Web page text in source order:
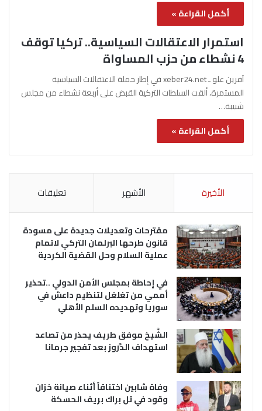
أكمل القراءة »
استمرار الاعتقالات السياسية.. تركيا توقف
4 نشطاء من حزب المساواة
آفرين علو ـ xeber24.net في إطار حملة الاعتقالات السياسية
المستمرة، ألقت السلطات التركية القبض على أربعة نشطاء من مجلس
شبيبة…
أكمل القراءة »
الأخيرة الأشهر تعليقات
مقترحات وتعديلات جديدة على مسودة
قانون طرحها البرلمان التركي لاتمام
عملية السلام وحل القضية الكردية
في إحاطة بمجلس الأمن الدولي ..تحذير
أممي من تغلغل لتنظيم داعش في
سوريا وتهديده السلم الأهلي
الشَّيخ موفق طريف يحذر من تصاعد
استهداف الدَّروز بعد تفجير جرمانا
وفاة شابين اختناقاً أثناء صيانة خزان
وقود في تل براك بريف الحسكة